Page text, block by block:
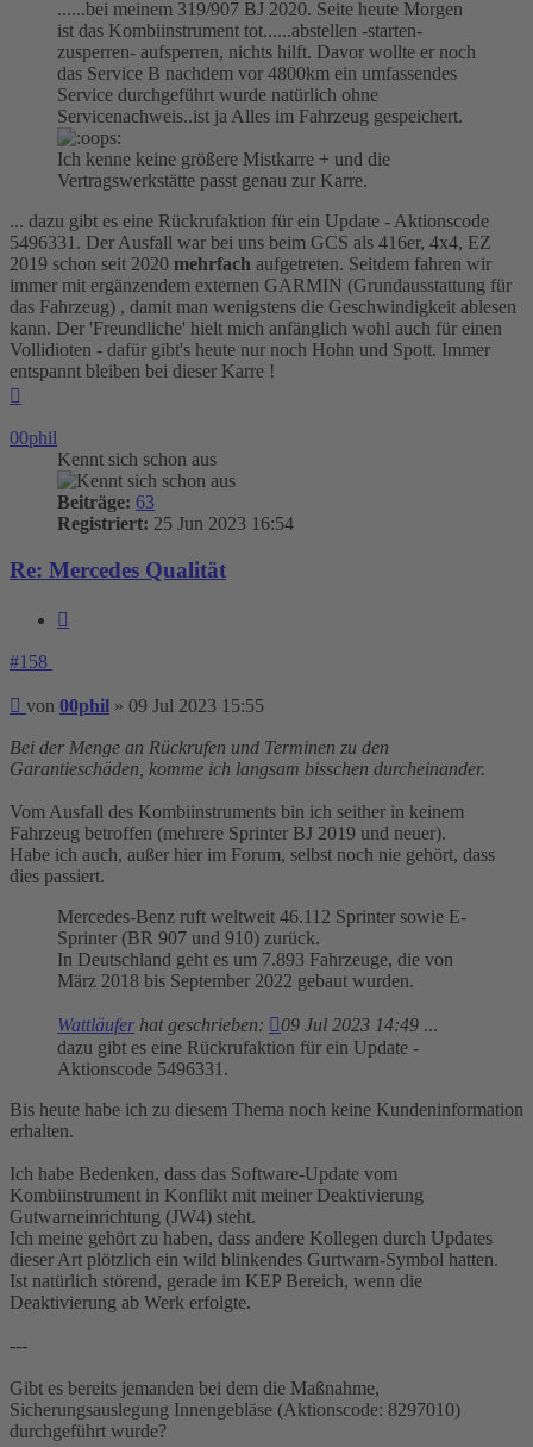
......bei meinem 319/907 BJ 2020. Seite heute Morgen
ist das Kombiinstrument tot......abstellen -starten-
zusperren- aufsperren, nichts hilft. Davor wollte er noch
das Service B nachdem vor 4800km ein umfassendes
Service durchgeführt wurde natürlich ohne
Servicenachweis..ist ja Alles im Fahrzeug gespeichert.
Ich kenne keine größere Mistkarre + und die
Vertragswerkstätte passt genau zur Karre.
... dazu gibt es eine Rückrufaktion für ein Update - Aktionscode
5496331. Der Ausfall war bei uns beim GCS als 416er, 4x4, EZ
2019 schon seit 2020 mehrfach aufgetreten. Seitdem fahren wir
immer mit ergänzendem externen GARMIN (Grundausstattung für
das Fahrzeug) , damit man wenigstens die Geschwindigkeit ablesen
kann. Der 'Freundliche' hielt mich anfänglich wohl auch für einen
Vollidioten - dafür gibt's heute nur noch Hohn und Spott. Immer
entspannt bleiben bei dieser Karre !
00phil
Kennt sich schon aus
Beiträge: 63
Registriert: 25 Jun 2023 16:54
Re: Mercedes Qualität
#158
Beitrag
von 00phil » 09 Jul 2023 15:55
Bei der Menge an Rückrufen und Terminen zu den
Garantieschäden, komme ich langsam bisschen durcheinander.
Vom Ausfall des Kombiinstruments bin ich seither in keinem
Fahrzeug betroffen (mehrere Sprinter BJ 2019 und neuer).
Habe ich auch, außer hier im Forum, selbst noch nie gehört, dass
dies passiert.
Mercedes-Benz ruft weltweit 46.112 Sprinter sowie E-
Sprinter (BR 907 und 910) zurück.
In Deutschland geht es um 7.893 Fahrzeuge, die von
März 2018 bis September 2022 gebaut wurden.
Wattläufer hat geschrieben: 09 Jul 2023 14:49 ...
dazu gibt es eine Rückrufaktion für ein Update -
Aktionscode 5496331.
Bis heute habe ich zu diesem Thema noch keine Kundeninformation
erhalten.
Ich habe Bedenken, dass das Software-Update vom
Kombiinstrument in Konflikt mit meiner Deaktivierung
Gutwarneinrichtung (JW4) steht.
Ich meine gehört zu haben, dass andere Kollegen durch Updates
dieser Art plötzlich ein wild blinkendes Gurtwarn-Symbol hatten.
Ist natürlich störend, gerade im KEP Bereich, wenn die
Deaktivierung ab Werk erfolgte.
---
Gibt es bereits jemanden bei dem die Maßnahme,
Sicherungsauslegung Innengebläse (Aktionscode: 8297010)
durchgeführt wurde?